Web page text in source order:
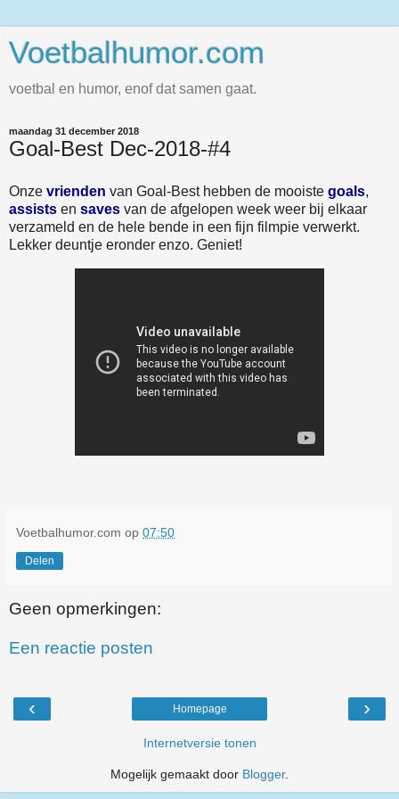
Voetbalhumor.com
voetbal en humor, enof dat samen gaat.
maandag 31 december 2018
Goal-Best Dec-2018-#4
Onze vrienden van Goal-Best hebben de mooiste goals,
assists en saves van de afgelopen week weer bij elkaar
verzameld en de hele bende in een fijn filmpie verwerkt.
Lekker deuntje eronder enzo. Geniet!
Voetbalhumor.com op 07:50
Delen
Geen opmerkingen:
Een reactie posten
‹ ›
Homepage
Internetversie tonen
Mogelijk gemaakt door Blogger.